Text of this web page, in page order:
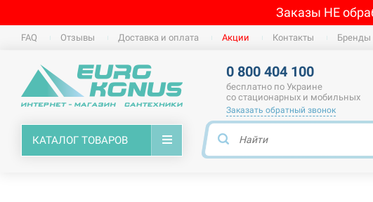
Заказы НЕ
FAQ Отзывы Доставка и оплата Акции Контакты Бренды
0 800 404 100
бесплатно по Украине
со стационарных и мобильных
Заказать обратный звонок
КАТАЛОГ ТОВАРОВ